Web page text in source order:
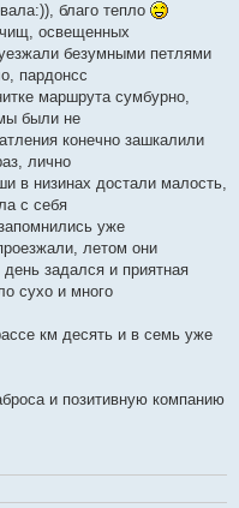
благо тепло
освещенных
безумными петлями
пардонсс
маршрута сумбурно,
были не
конечно зашкалили
лично
в низинах достали малость,
с себя
уже
летом они
задался и приятная
сухо и много
км десять и в семь уже
и позитивную компанию